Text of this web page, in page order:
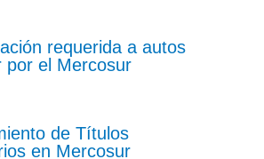
requerida a autos
por el Mercosur
de Títulos
en Mercosur